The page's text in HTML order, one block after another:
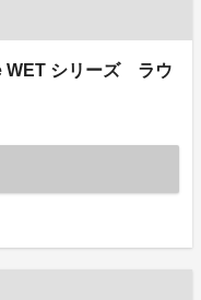
WET シリーズ ラウ